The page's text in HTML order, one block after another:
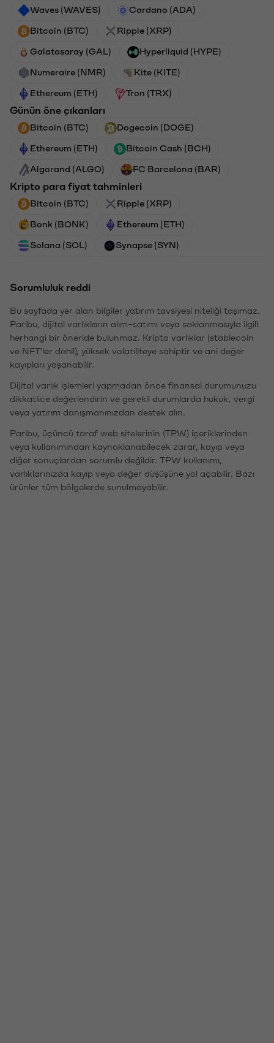
Waves (WAVES) Cardano (ADA)
Bitcoin (BTC) Ripple (XRP)
Galatasaray (GAL) Hyperliquid (HYPE)
Numeraire (NMR) Kite (KITE)
Ethereum (ETH) Tron (TRX)
Günün öne çıkanları
Bitcoin (BTC) Dogecoin (DOGE)
Ethereum (ETH) Bitcoin Cash (BCH)
Algorand (ALGO) FC Barcelona (BAR)
Kripto para fiyat tahminleri
Bitcoin (BTC) Ripple (XRP)
Bonk (BONK) Ethereum (ETH)
Solana (SOL) Synapse (SYN)
Sorumluluk reddi
Bu sayfada yer alan bilgiler yatırım tavsiyesi niteliği taşımaz.
Paribu, dijital varlıkların alım-satımı veya saklanmasıyla ilgili
herhangi bir öneride bulunmaz. Kripto varlıklar (stablecoin
ve NFT'ler dahil), yüksek volatiliteye sahiptir ve ani değer
kayıpları yaşanabilir.
Dijital varlık işlemleri yapmadan önce finansal durumunuzu
dikkatlice değerlendirin ve gerekli durumlarda hukuk, vergi
veya yatırım danışmanınızdan destek alın.
Paribu, üçüncü taraf web sitelerinin (TPW) içeriklerinden
veya kullanımından kaynaklanabilecek zarar, kayıp veya
diğer sonuçlardan sorumlu değildir. TPW kullanımı,
varlıklarınızda kayıp veya değer düşüşüne yol açabilir. Bazı
ürünler tüm bölgelerde sunulmayabilir.